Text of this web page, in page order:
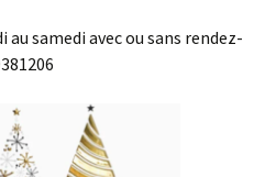
au samedi avec ou sans rendez-